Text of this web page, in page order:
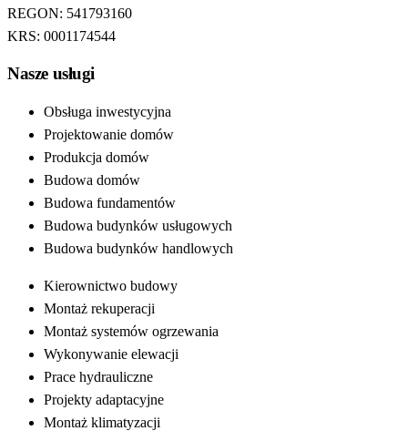
REGON: 541793160
KRS: 0001174544
Nasze usługi
Obsługa inwestycyjna
Projektowanie domów
Produkcja domów
Budowa domów
Budowa fundamentów
Budowa budynków usługowych
Budowa budynków handlowych
Kierownictwo budowy
Montaż rekuperacji
Montaż systemów ogrzewania
Wykonywanie elewacji
Prace hydrauliczne
Projekty adaptacyjne
Montaż klimatyzacji